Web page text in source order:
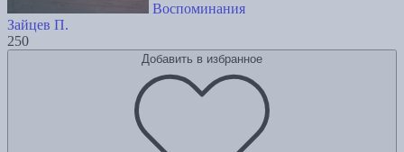
Воспоминания
Зайцев П.
250
Добавить в избранное